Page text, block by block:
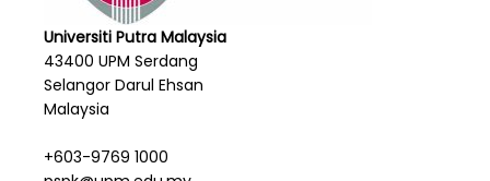
Universiti Putra Malaysia
43400 UPM Serdang
Selangor Darul Ehsan
Malaysia
+603-9769 1000